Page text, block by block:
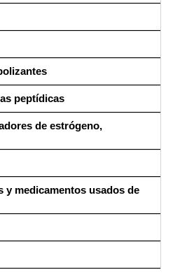
peptídicas
de estrógeno,
y medicamentos usados de